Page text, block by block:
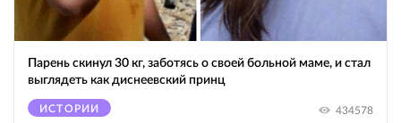
Парень скинул 30 кг, заботясь о своей больной маме, и стал
выглядеть как диснеевский принц
ИСТОРИИ 434578